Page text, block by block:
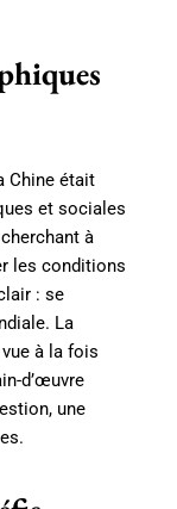
Chine était
et sociales
à
les conditions
: se
La
à la fois
d’œuvre
une